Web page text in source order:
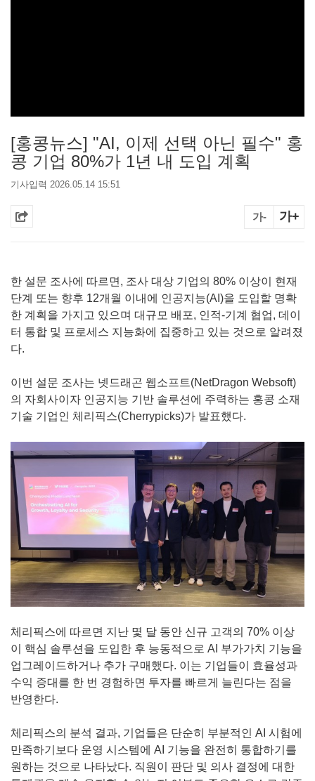
[홍콩뉴스] "AI, 이제 선택 아닌 필수" 홍
콩 기업 80%가 1년 내 도입 계획
기사입력 2026.05.14 15:51
가- 가+
한 설문 조사에 따르면, 조사 대상 기업의 80% 이상이 현재
단계 또는 향후 12개월 이내에 인공지능(AI)을 도입할 명확
한 계획을 가지고 있으며 대규모 배포, 인적-기계 협업, 데이
터 통합 및 프로세스 지능화에 집중하고 있는 것으로 알려졌
다.
이번 설문 조사는 넷드래곤 웹소프트(NetDragon Websoft)
의 자회사이자 인공지능 기반 솔루션에 주력하는 홍콩 소재
기술 기업인 체리픽스(Cherrypicks)가 발표했다.
체리픽스에 따르면 지난 몇 달 동안 신규 고객의 70% 이상
이 핵심 솔루션을 도입한 후 능동적으로 AI 부가가치 기능을
업그레이드하거나 추가 구매했다. 이는 기업들이 효율성과
수익 증대를 한 번 경험하면 투자를 빠르게 늘린다는 점을
반영한다.
체리픽스의 분석 결과, 기업들은 단순히 부분적인 AI 시험에
만족하기보다 운영 시스템에 AI 기능을 완전히 통합하기를
원하는 것으로 나타났다. 직원이 판단 및 의사 결정에 대한